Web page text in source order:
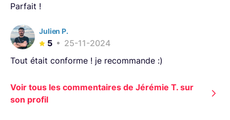
Parfait !
Julien P.
5
25-11-2024
Tout était conforme ! je recommande :)
Voir tous les commentaires de Jérémie T. sur
son profil